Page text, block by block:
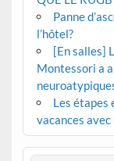
Panne
l’hôtel?
[En salles]
Montessori a
Les étapes
vacances